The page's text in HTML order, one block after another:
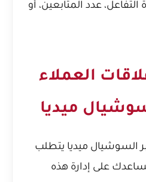
عدد المتابعين، أو
العملاء
السوشيال ميديا يتطلب
على إدارة هذه